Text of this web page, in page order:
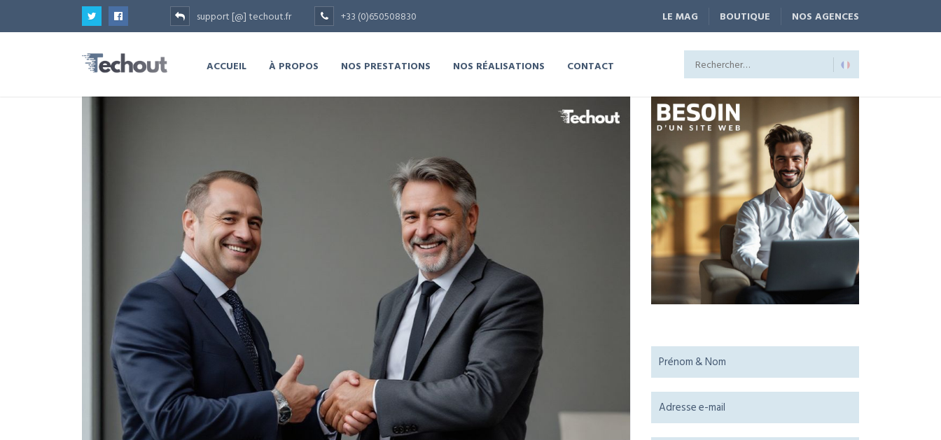
support [@] techout.fr +33 (0)650508830 LE MAG BOUTIQUE NOS AGENCES
ACCUEIL À PROPOS NOS PRESTATIONS NOS RÉALISATIONS CONTACT